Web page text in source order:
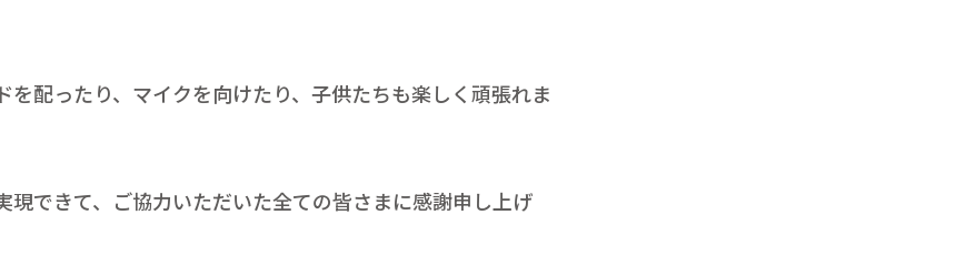
を配ったり、マイクを向けたり、子供たちも楽しく頑張れま
現できて、ご協力いただいた全ての皆さまに感謝申し上げ